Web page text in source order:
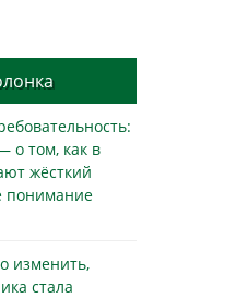
о том, как в
жёсткий
понимание
изменить,
стала